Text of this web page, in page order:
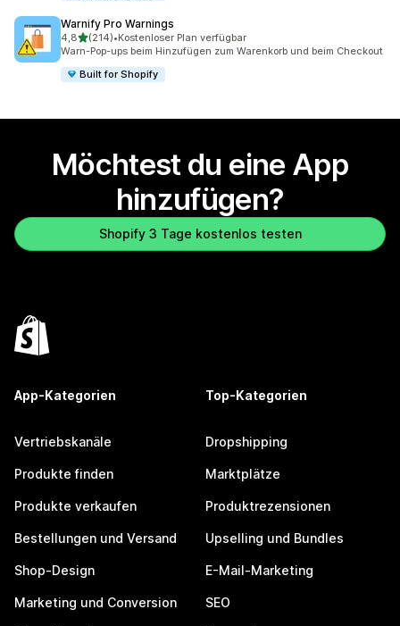
Warnify Pro Warnings
4,8von 5 Sternen
(214)
214 Rezensionen insgesamt
•Kostenloser Plan verfügbar
Warn-Pop-ups beim Hinzufügen zum Warenkorb und beim Checkout
Built for Shopify
Möchtest du eine App
hinzufügen?
Shopify 3 Tage kostenlos testen
App-Kategorien
Vertriebskanäle
Produkte finden
Produkte verkaufen
Bestellungen und Versand
Shop-Design
Marketing und Conversion
Top-Kategorien
Dropshipping
Marktplätze
Produktrezensionen
Upselling und Bundles
E-Mail-Marketing
SEO